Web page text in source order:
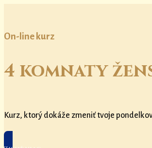
On-line kurz
4 komnaty
Kurz, ktorý dokáže zmeniť tvoje